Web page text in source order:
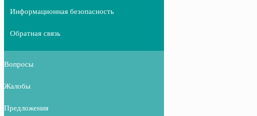
Информационная безопасность
Обратная связь
Вопросы
Жалобы
Предложения